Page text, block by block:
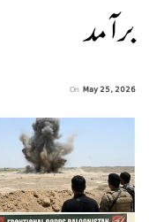
برآمد
On May 25, 2026